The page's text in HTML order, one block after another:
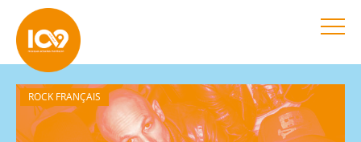
ROCK FRANÇAIS